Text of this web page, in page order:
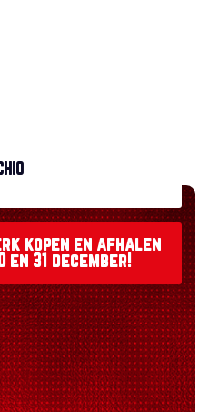
kopen en afhalen
en 31 december!